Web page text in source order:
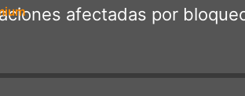
afectadas por